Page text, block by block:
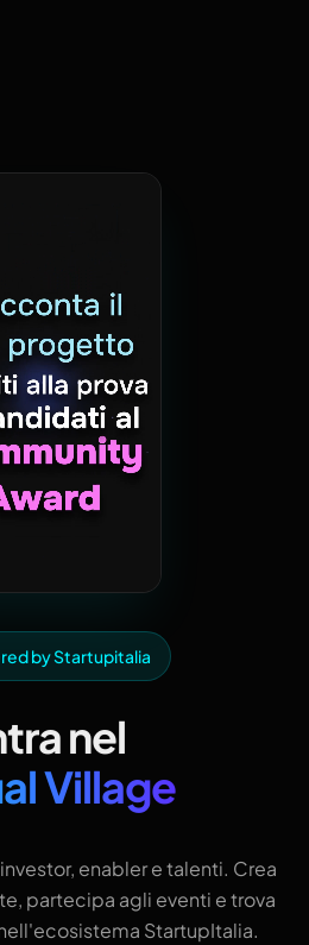
by Startupitalia
nel
Village
enabler e talenti. Crea
partecipa agli eventi e trova
StartupItalia.